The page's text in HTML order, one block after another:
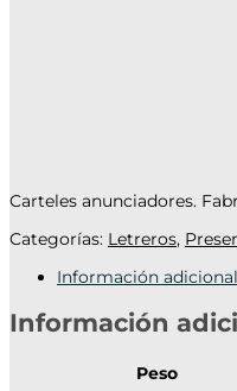
Carteles anunciadores.
Categorías: Letreros,
Información adicional
Información
Peso